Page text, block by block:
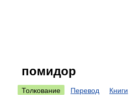
помидор
Толкование Перевод Книги